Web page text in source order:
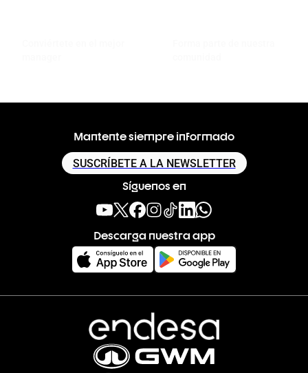
Mantente siempre informado
SUSCRÍBETE A LA NEWSLETTER
Síguenos en
Descarga nuestra app